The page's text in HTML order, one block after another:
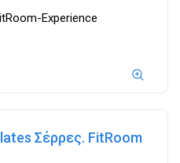
Experience
Σέρρες. FitRoom